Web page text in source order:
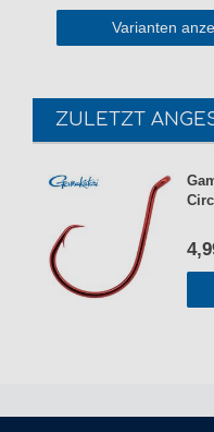
Varianten
ZULETZT